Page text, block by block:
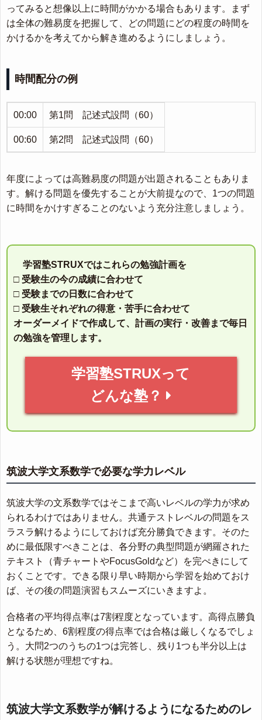
ってみると想像以上に時間がかかる場合もあります。まず
は全体の難易度を把握して、どの問題にどの程度の時間を
かけるかを考えてから解き進めるようにしましょう。
時間配分の例
00:00 第1問 記述式設問（60）
00:60 第2問 記述式設問（60）
年度によっては高難易度の問題が出題されることもありま
す。解ける問題を優先することが大前提なので、1つの問題
に時間をかけすぎることのないよう充分注意しましょう。
学習塾STRUXではこれらの勉強計画を
□ 受験生の今の成績に合わせて
□ 受験までの日数に合わせて
□ 受験生それぞれの得意・苦手に合わせて
オーダーメイドで作成して、計画の実行・改善まで毎日
の勉強を管理します。
学習塾STRUXって
どんな塾？
筑波大学文系数学で必要な学力レベル
筑波大学の文系数学ではそこまで高いレベルの学力が求め
られるわけではありません。共通テストレベルの問題をス
ラスラ解けるようにしておけば充分勝負できます。そのた
めに最低限すべきことは、各分野の典型問題が網羅された
テキスト（青チャートやFocusGoldなど）を完ぺきにして
おくことです。できる限り早い時期から学習を始めておけ
ば、その後の問題演習もスムーズにいきますよ。
合格者の平均得点率は7割程度となっています。高得点勝負
となるため、6割程度の得点率では合格は厳しくなるでしょ
う。大問2つのうちの1つは完答し、残り1つも半分以上は
解ける状態が理想ですね。
筑波大学文系数学が解けるようになるためのレ